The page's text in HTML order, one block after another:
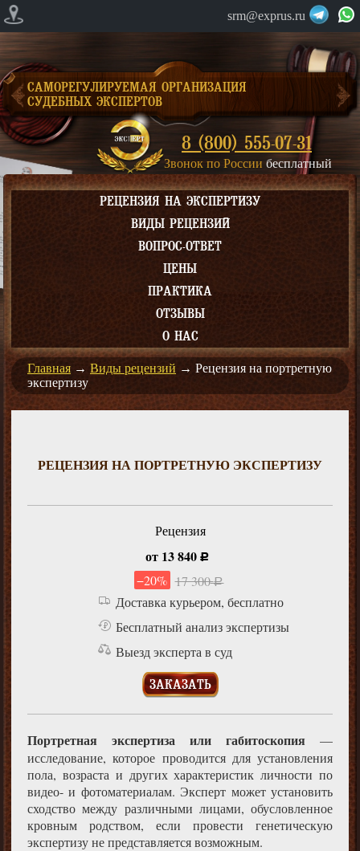
srm@exprus.ru
САМОРЕГУЛИРУЕМАЯ ОРГАНИЗАЦИЯ
СУДЕБНЫХ ЭКСПЕРТОВ
8 (800) 555-07-31
Звонок по России бесплатный
РЕЦЕНЗИЯ НА ЭКСПЕРТИЗУ
ВИДЫ РЕЦЕНЗИЙ
ВОПРОС-ОТВЕТ
ЦЕНЫ
ПРАКТИКА
ОТЗЫВЫ
О НАС
Главная → Виды рецензий → Рецензия на портретную
экспертизу
РЕЦЕНЗИЯ НА ПОРТРЕТНУЮ ЭКСПЕРТИЗУ
Рецензия
от 13 840 руб.
−20% 17 300руб.
Доставка курьером, бесплатно
Бесплатный анализ экспертизы
Выезд эксперта в суд
ЗАКАЗАТЬ
Портретная экспертиза или габитоскопия —
исследование, которое проводится для установления
пола, возраста и других характеристик личности по
видео- и фотоматериалам. Эксперт может установить
сходство между различными лицами, обусловленное
кровным родством, если провести генетическую
экспертизу не представляется возможным.